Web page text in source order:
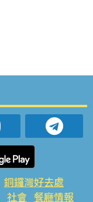
銅鑼灣好去處
社會 餐廳情報